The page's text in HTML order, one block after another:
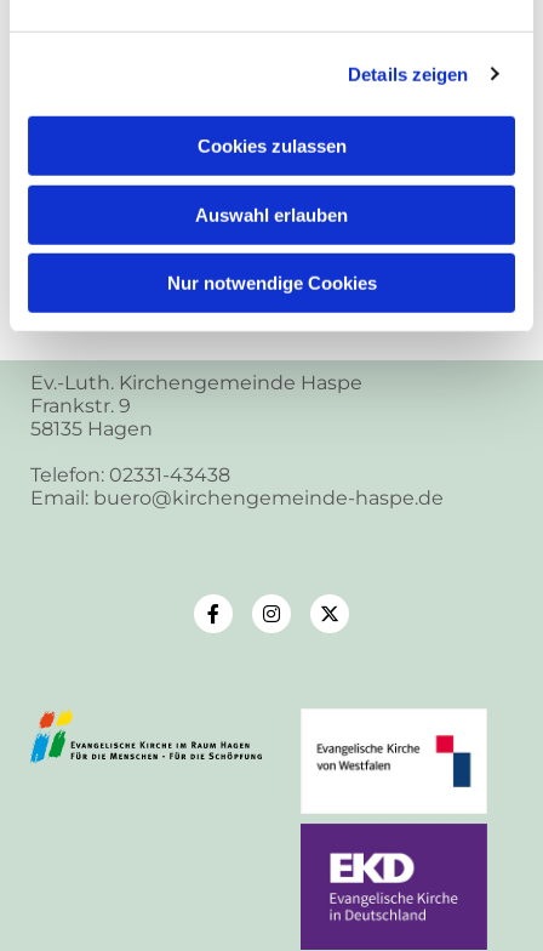
Details zeigen
Cookies zulassen
Auswahl erlauben
Nur notwendige Cookies
Ev.-Luth. Kirchengemeinde Haspe
Frankstr. 9
58135 Hagen
Telefon: 02331-43438
Email: buero@kirchengemeinde-haspe.de